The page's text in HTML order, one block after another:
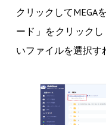
クリックしてMEGA
ード」をクリック
いファイルを選択す